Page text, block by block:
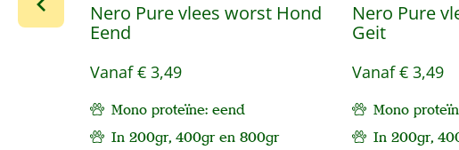
Nero Pure vlees worst Hond
Eend
Vanaf€ 3,49
Mono proteïne: eend
In 200gr, 400gr en 800gr
Nero Pure
Geit
Vanaf€ 3,49
Mono
In 200gr,